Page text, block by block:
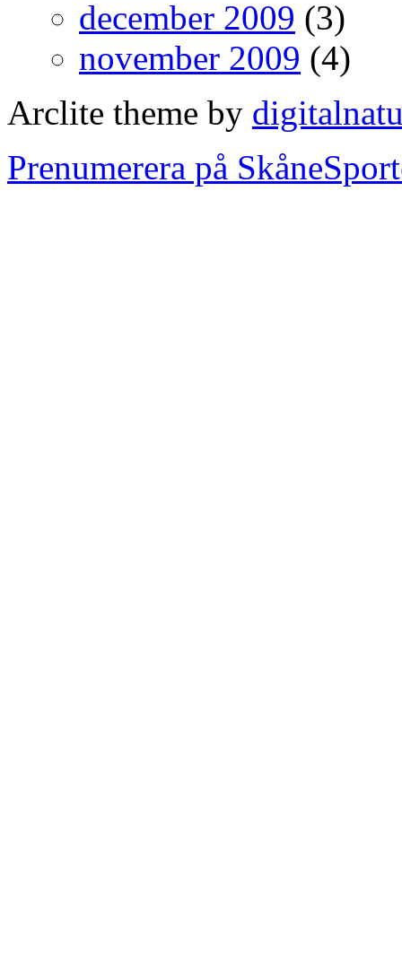
december 2009 (3)
november 2009 (4)
Arclite theme by
Prenumerera på